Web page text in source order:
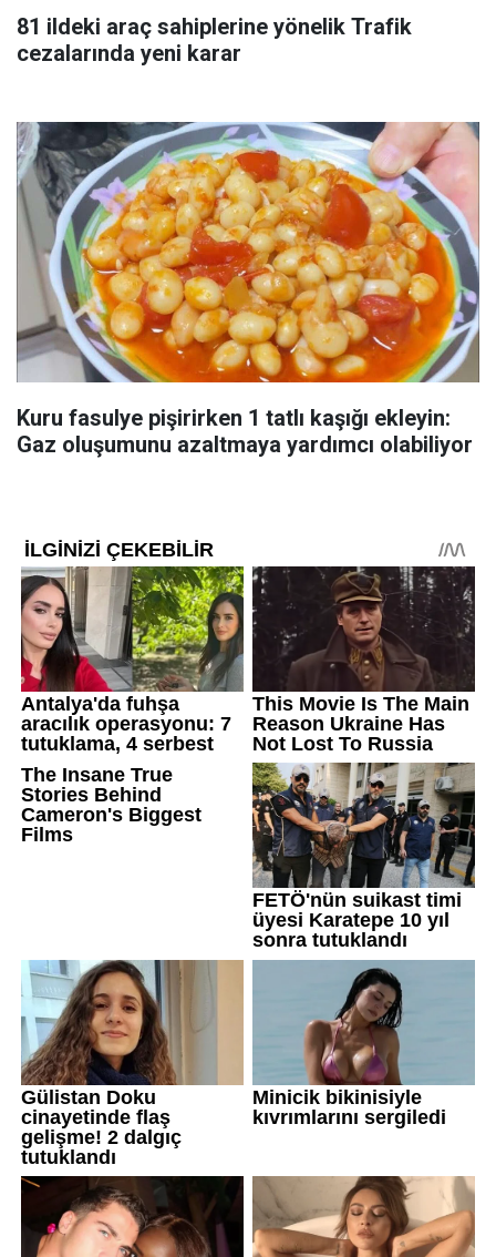
81 ildeki araç sahiplerine yönelik Trafik
cezalarında yeni karar
Kuru fasulye pişirirken 1 tatlı kaşığı ekleyin:
Gaz oluşumunu azaltmaya yardımcı olabiliyor